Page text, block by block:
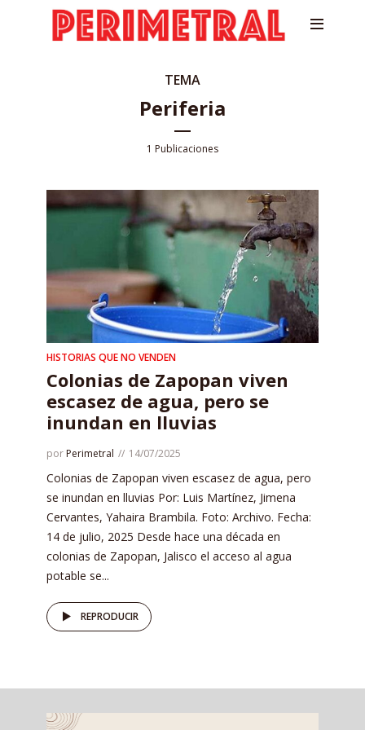
TEMA
Periferia
1 Publicaciones
HISTORIAS QUE NO VENDEN
Colonias de Zapopan viven
escasez de agua, pero se
inundan en lluvias
por Perimetral 14/07/2025
Colonias de Zapopan viven escasez de agua, pero
se inundan en lluvias Por: Luis Martínez, Jimena
Cervantes, Yahaira Brambila. Foto: Archivo. Fecha:
14 de julio, 2025 Desde hace una década en
colonias de Zapopan, Jalisco el acceso al agua
potable se...
REPRODUCIR